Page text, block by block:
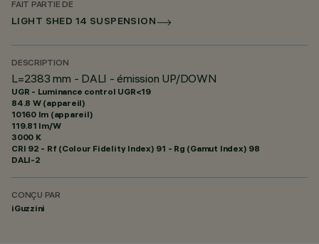
FAIT PARTIE DE
LIGHT SHED 14 SUSPENSION
DESCRIPTION
L=2383 mm - DALI - émission UP/DOWN
UGR - Luminance control UGR<19
84.8 W (appareil)
10160 lm (appareil)
119.81 lm/W
3000 K
CRI 92 - Rf (Colour Fidelity Index) 91 - Rg (Gamut Index) 98
DALI-2
CONÇU PAR
iGuzzini